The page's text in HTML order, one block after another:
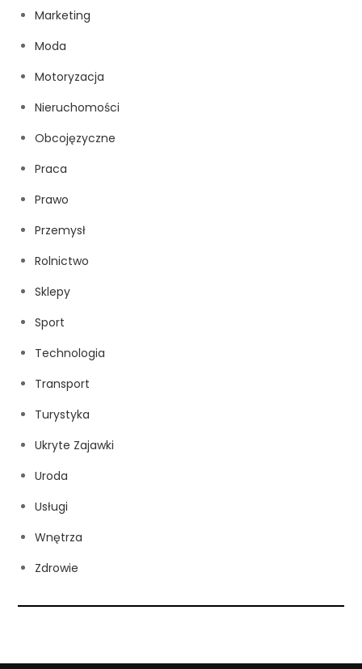
Marketing
Moda
Motoryzacja
Nieruchomości
Obcojęzyczne
Praca
Prawo
Przemysł
Rolnictwo
Sklepy
Sport
Technologia
Transport
Turystyka
Ukryte Zajawki
Uroda
Usługi
Wnętrza
Zdrowie